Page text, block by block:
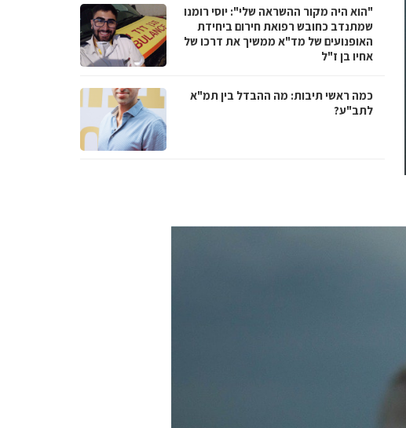
"הוא היה מקור ההשראה שלי": יוסי רומנו
שמתנדב כחובש רפואת חירום ביחידת
האופנועים של מד"א ממשיך את דרכו של
אחיו בן ז"ל
כמה ראשי תיבות: מה ההבדל בין תמ"א
לתב"ע?